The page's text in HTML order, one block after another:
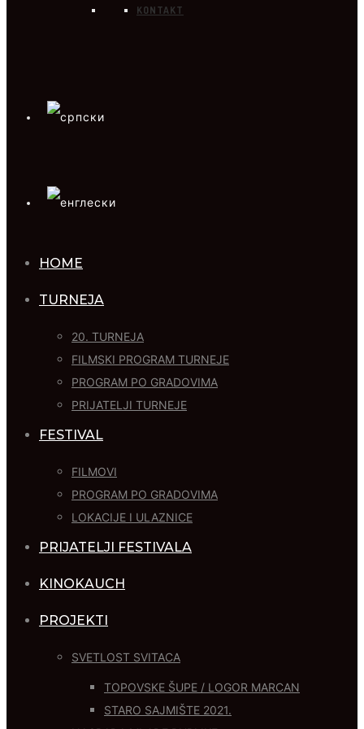
KONTAKT
HOME
TURNEJA
20. TURNEJA
FILMSKI PROGRAM TURNEJE
PROGRAM PO GRADOVIMA
PRIJATELJI TURNEJE
FESTIVAL
FILMOVI
PROGRAM PO GRADOVIMA
LOKACIJE I ULAZNICE
PRIJATELJI FESTIVALA
KINOKAUCH
PROJEKTI
SVETLOST SVITACA
TOPOVSKE ŠUPE / LOGOR MARCAN
STARO SAJMIŠTE 2021.